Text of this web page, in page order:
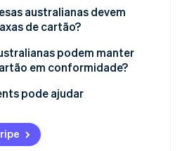
australianas devem
de cartão?
podem manter
em conformidade?
pode ajudar